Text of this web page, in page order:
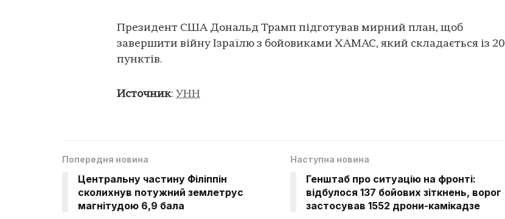
Президент США Дональд Трамп підготував мирний план, щоб
завершити війну Ізраїлю з бойовиками ХАМАС, який складається із 20
пунктів.
Источник: УНН
Попередня новина
Центральну частину Філіппін
сколихнув потужний землетрус
магнітудою 6,9 бала
Наступна новина
Генштаб про ситуацію на фронті:
відбулося 137 бойових зіткнень, ворог
застосував 1552 дрони-камікадзе